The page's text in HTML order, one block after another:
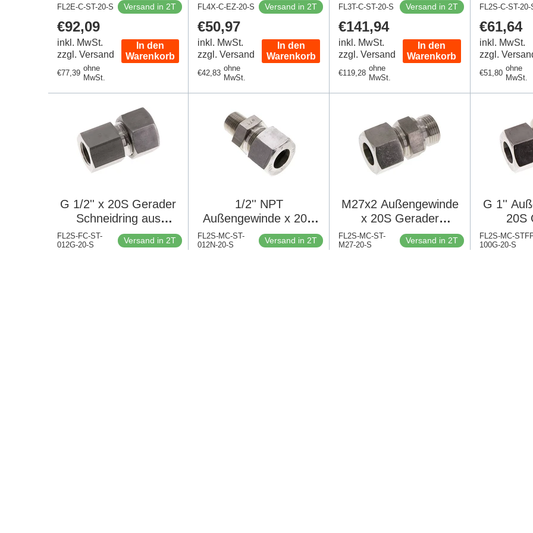
DIN 2353
FL2E-C-ST-20-S Versand in 2T
Regulärer
Preis
€92,09
inkl. MwSt.
zzgl. Versand
Regulärer
€77,39
ohne
MwSt.
In den
Warenkorb
FL4X-C-EZ-20-S Versand in 2T
Regulärer
Preis
€50,97
inkl. MwSt.
zzgl. Versand
Regulärer
€42,83
ohne
MwSt.
In den
Warenkorb
FL3T-C-ST-20-S Versand in 2T
Regulärer
Preis
€141,94
inkl. MwSt.
zzgl. Versand
Regulärer
€119,28
ohne
MwSt.
In den
Warenkorb
FL2S-C-ST-20-
Preis
€61,64
inkl. MwSt.
zzgl.
Regulärer
€51,80
ohne
MwSt.
G 1/2'' x 20S Gerader
Schneidring aus
Edelstahl 400 Bar DIN
2353
FL2S-FC-ST-
012G-20-S
Versand in 2T
1/2'' NPT
Außengewinde x 20S
Gerader Schneidring
aus Edelstahl 400 Bar
FL2S-MC-ST-
012N-20-S
Versand in 2T
M27x2 Außengewinde
x 20S Gerader
Schneidring aus
Edelstahl 400 Bar DIN
FL2S-MC-ST-
M27-20-S
Versand in 2T
G 1''
20S
FL2S-MC-
100G-20-S